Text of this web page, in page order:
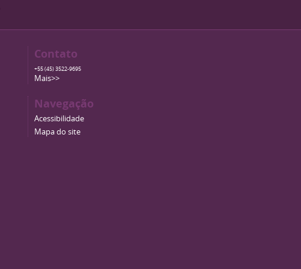
Contato
+55 (45) 3522-9695
Mais>>
Navegação
Acessibilidade
Mapa do site